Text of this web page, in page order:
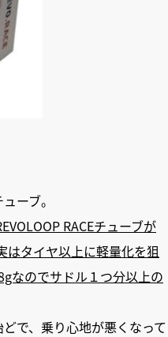
ーブ。
RACEチューブが
タイヤ以上に軽量化を狙
なのでサドル１つ分以上の
で、乗り心地が悪くなって